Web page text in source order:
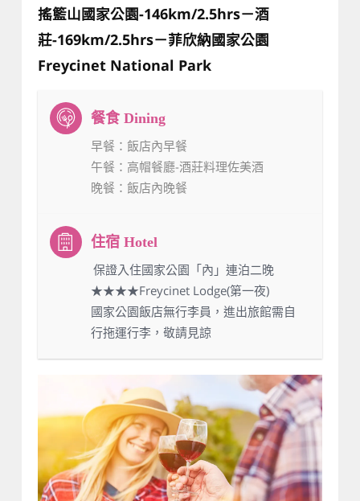
搖籃山國家公園-146km/2.5hrs－酒
莊-169km/2.5hrs－菲欣納國家公園
Freycinet National Park
早餐 ：飯店內早餐
午餐 ：高帽餐廳-酒莊料理佐美酒
晚餐 ：飯店內晚餐
：保證入住國家公園「內」連泊二晚
★★★★Freycinet Lodge(第一夜)
國家公園飯店無行李員，進出旅館需自
行拖運行李，敬請見諒